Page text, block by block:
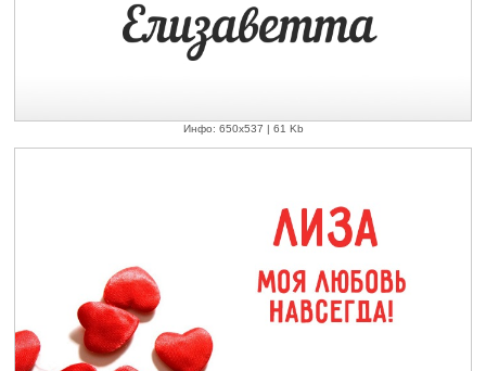
Инфо: 650х537 | 61 Kb